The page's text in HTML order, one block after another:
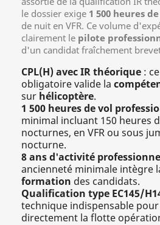
le dossier exige 1 500 heures
de nuit en VFR. Ce volume
clairement le pilote
d'un candidat fraîchement
CPL(H) avec IR théorique :
obligatoire valide la
sur hélicoptère.
1 500 heures de vol
minimal incluant 150 heures
nocturnes, en VFR ou sous
nocturne.
8 ans d'activité
ancienneté minimale intègre
formation des candidats.
Qualification type EC145/
technique indispensable
directement la flotte